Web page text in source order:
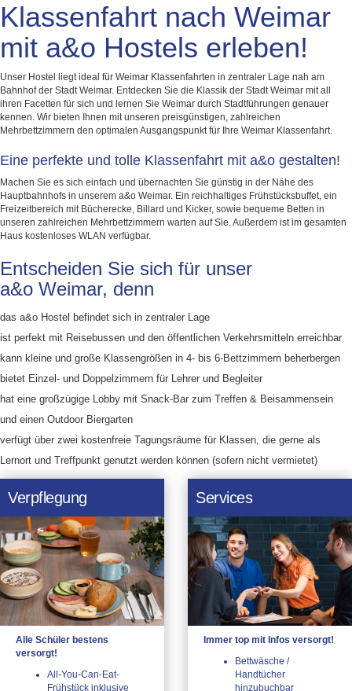
Klassenfahrt nach Weimar
mit a&o Hostels erleben!
Unser Hostel liegt ideal für Weimar Klassenfahrten in zentraler Lage nah am
Bahnhof der Stadt Weimar. Entdecken Sie die Klassik der Stadt Weimar mit all
ihren Facetten für sich und lernen Sie Weimar durch Stadtführungen genauer
kennen. Wir bieten Ihnen mit unseren preisgünstigen, zahlreichen
Mehrbettzimmern den optimalen Ausgangspunkt für Ihre Weimar Klassenfahrt.
Eine perfekte und tolle Klassenfahrt mit a&o gestalten!
Machen Sie es sich einfach und übernachten Sie günstig in der Nähe des
Hauptbahnhofs in unserem a&o Weimar. Ein reichhaltiges Frühstücksbuffet, ein
Freizeitbereich mit Bücherecke, Billard und Kicker, sowie bequeme Betten in
unseren zahlreichen Mehrbettzimmern warten auf Sie. Außerdem ist im gesamten
Haus kostenloses WLAN verfügbar.
Entscheiden Sie sich für unser
a&o Weimar, denn
das a&o Hostel befindet sich in zentraler Lage
ist perfekt mit Reisebussen und den öffentlichen Verkehrsmitteln erreichbar
kann kleine und große Klassengrößen in 4- bis 6-Bettzimmern beherbergen
bietet Einzel- und Doppelzimmern für Lehrer und Begleiter
hat eine großzügige Lobby mit Snack-Bar zum Treffen & Beisammensein
und einen Outdoor Biergarten
verfügt über zwei kostenfreie Tagungsräume für Klassen, die gerne als
Lernort und Treffpunkt genutzt werden können (sofern nicht vermietet)
Verpflegung
Alle Schüler bestens
versorgt!
All-You-Can-Eat-
Frühstück inklusive
Services
Immer top mit Infos versorgt!
Bettwäsche /
Handtücher
hinzubuchbar